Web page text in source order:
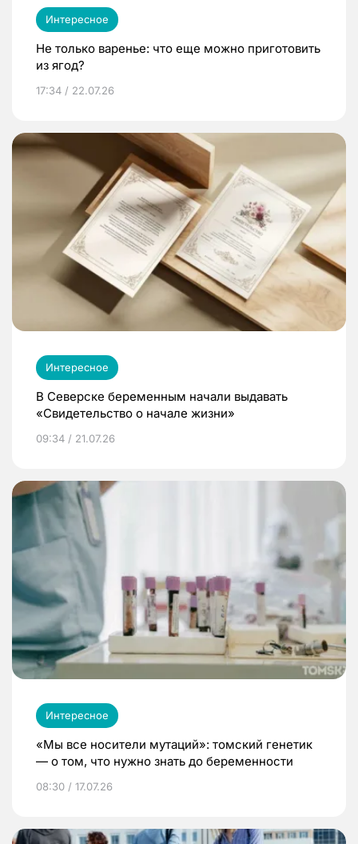
Интересное
Не только варенье: что еще можно приготовить
из ягод?
17:34 / 22.07.26
Интересное
В Северске беременным начали выдавать
«Свидетельство о начале жизни»
09:34 / 21.07.26
Интересное
«Мы все носители мутаций»: томский генетик
— о том, что нужно знать до беременности
08:30 / 17.07.26